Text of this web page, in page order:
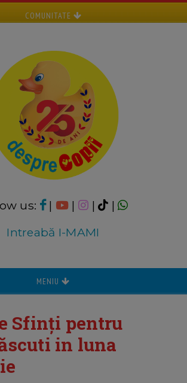
COMUNITATE
us: | | |
|
Intreabă I-MAMI
MENIU
Sfinți pentru
in luna